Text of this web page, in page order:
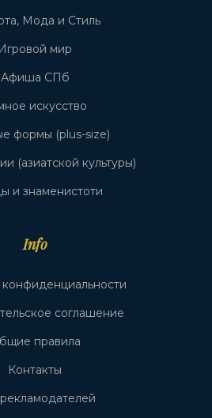
Мода и Стиль
Игровой мир
Афиша СПб
искусство
формы (plus-size)
(азиатской культуры)
и знаменистоти
Info
соглашение
правила
Контакты